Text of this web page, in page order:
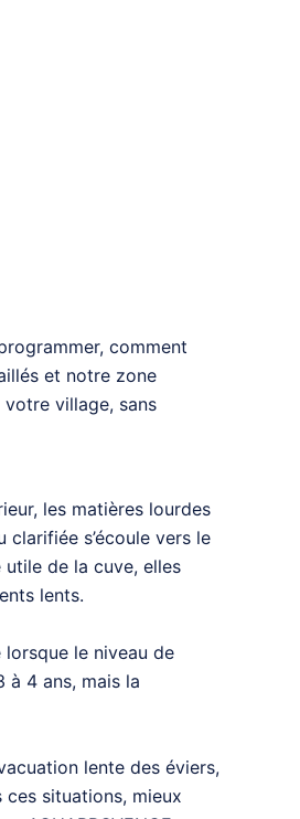
comment
et notre zone
village, sans
les matières lourdes
s’écoule vers le
de la cuve, elles
lents.
le niveau de
4 ans, mais la
lente des éviers,
ces situations, mieux